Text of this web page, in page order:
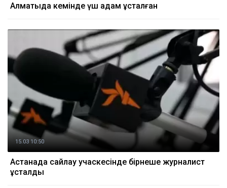
Алматыда кемінде үш адам ұсталған
15.03 10:50
Астанада сайлау учаскесінде бірнеше журналист
ұсталды